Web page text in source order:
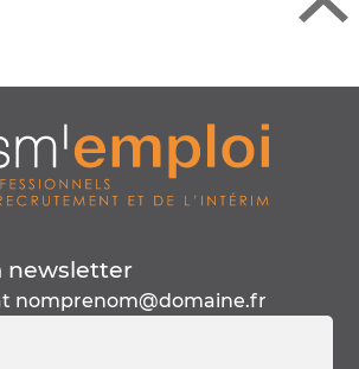
newsletter
nomprenom@domaine.fr